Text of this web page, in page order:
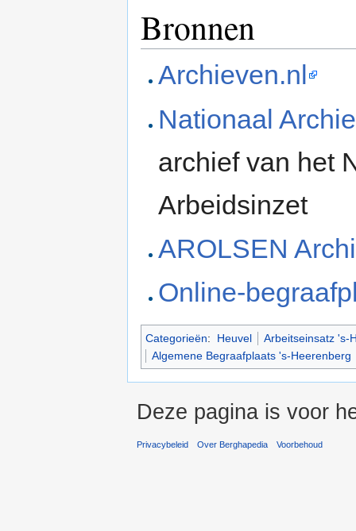
Bronnen
Archieven.nl
Nationaal
archief van het
Arbeidsinzet
AROLSEN
Online-
Categorieën: Heuvel
Arbeitseinsatz 's-
Algemene Begraafplaats 's-Heerenberg
Deze pagina is voor
Privacybeleid Over Berghapedia Voorbehoud